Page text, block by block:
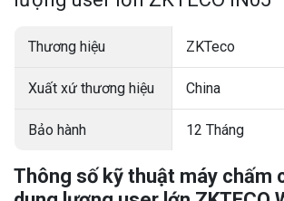
Thương hiệu ZKTeco
Xuất xứ thương hiệu China
Bảo hành 12 Tháng
Thông số kỹ thuật máy chấm